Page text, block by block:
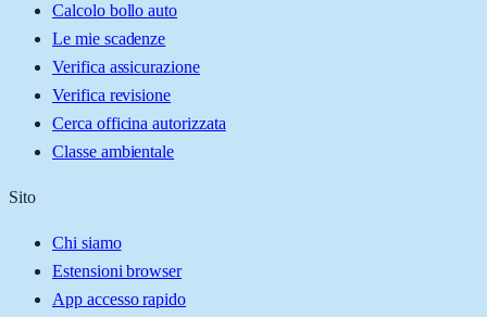
Calcolo bollo auto
Le mie scadenze
Verifica assicurazione
Verifica revisione
Cerca officina autorizzata
Classe ambientale
Sito
Chi siamo
Estensioni browser
App accesso rapido